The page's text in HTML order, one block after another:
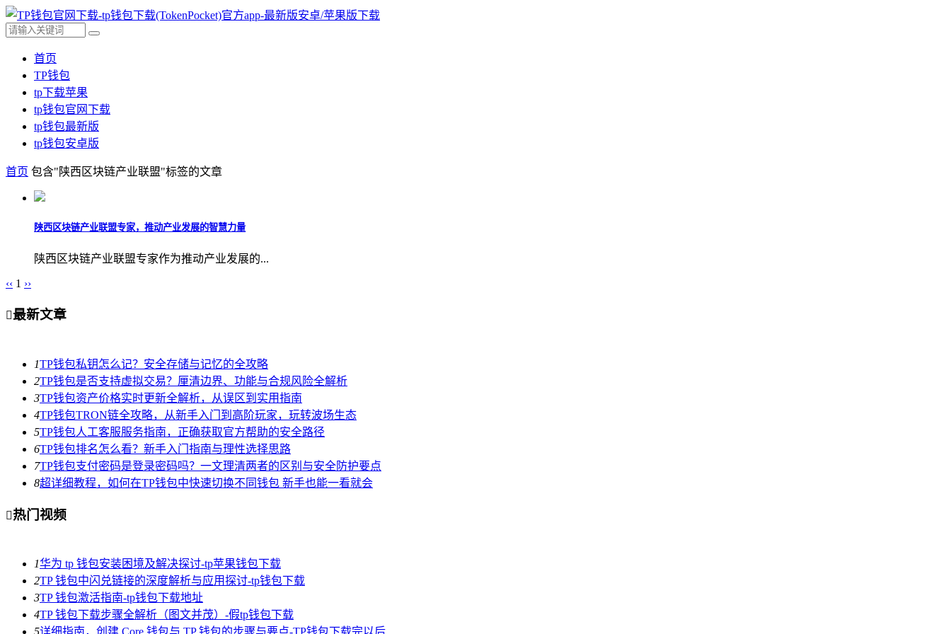
首页
TP钱包
tp下载苹果
tp钱包官网下载
tp钱包最新版
tp钱包安卓版
首页 包含"陕西区块链产业联盟"标签的文章
陕西区块链产业联盟专家，推动产业发展的智慧力量
陕西区块链产业联盟专家作为推动产业发展的...
‹‹ 1 ››
最新文章
1TP钱包私钥怎么记？安全存储与记忆的全攻略
2TP钱包是否支持虚拟交易？厘清边界、功能与合规风险全解析
3TP钱包资产价格实时更新全解析，从误区到实用指南
4TP钱包TRON链全攻略，从新手入门到高阶玩家，玩转波场生态
5TP钱包人工客服服务指南，正确获取官方帮助的安全路径
6TP钱包排名怎么看？新手入门指南与理性选择思路
7TP钱包支付密码是登录密码吗？一文理清两者的区别与安全防护要点
8超详细教程，如何在TP钱包中快速切换不同钱包 新手也能一看就会
热门视频
1华为 tp 钱包安装困境及解决探讨-tp苹果钱包下载
2TP 钱包中闪兑链接的深度解析与应用探讨-tp钱包下载
3TP 钱包激活指南-tp钱包下载地址
4TP 钱包下载步骤全解析（图文并茂）-假tp钱包下载